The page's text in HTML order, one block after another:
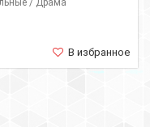
/ Драма
В избранное